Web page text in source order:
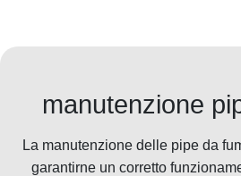
manutenzione
La manutenzione delle pipe da
garantirne un corretto